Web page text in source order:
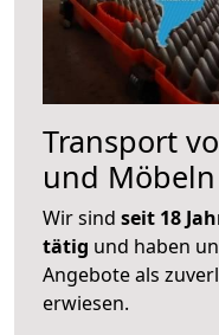
Transport
und
Wir sind seit 18
tätig und haben
Angebote als
erwiesen.